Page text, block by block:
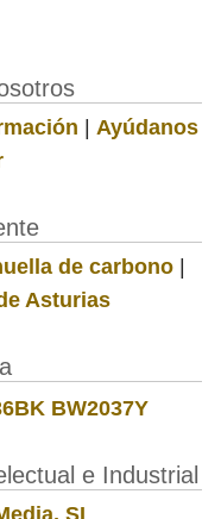
| Ayúdanos
de carbono|
Asturias
BW2037Y
e Industrial
SL